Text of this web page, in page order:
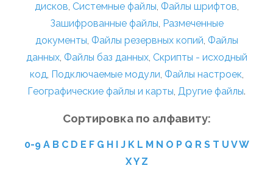
дисков, Системные файлы, Файлы шрифтов,
Зашифрованные файлы, Размеченные
документы, Файлы резервных копий, Файлы
данных, Файлы баз данных, Скрипты - исходный
код, Подключаемые модули, Файлы настроек,
Географические файлы и карты, Другие файлы.
Сортировка по алфавиту:
0-9 A B C D E F G H I J K L M N O P Q R S T U VW
XY Z